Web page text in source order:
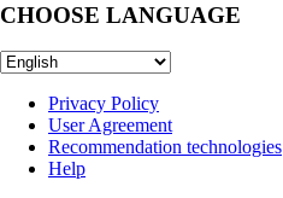
CHOOSE LANGUAGE
Privacy Policy
User Agreement
Recommendation technologies
Help